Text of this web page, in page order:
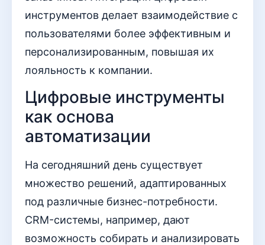
инструментов делает взаимодействие с
пользователями более эффективным и
персонализированным, повышая их
лояльность к компании.
Цифровые инструменты
как основа
автоматизации
На сегодняшний день существует
множество решений, адаптированных
под различные бизнес-потребности.
CRM-системы, например, дают
возможность собирать и анализировать